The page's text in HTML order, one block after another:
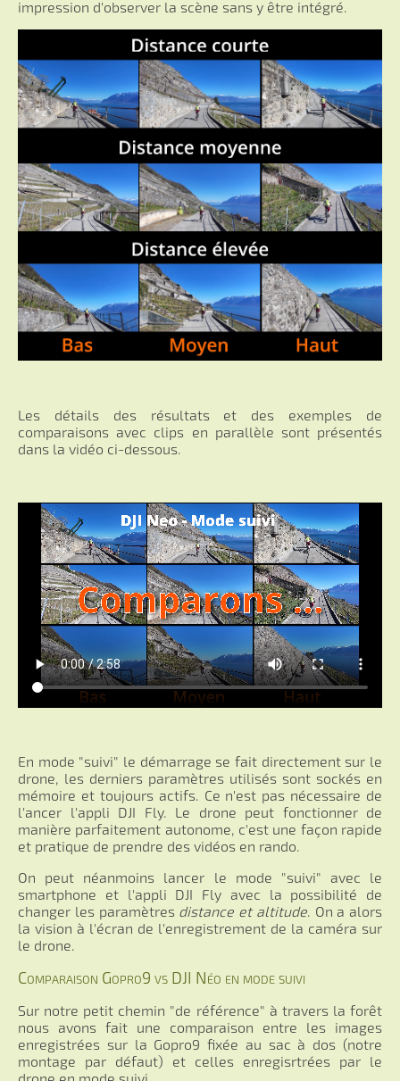
impression d'observer la scène sans y être intégré.
Les détails des résultats et des exemples de
comparaisons avec clips en parallèle sont présentés
dans la vidéo ci-dessous.
En mode "suivi" le démarrage se fait directement sur le
drone, les derniers paramètres utilisés sont sockés en
mémoire et toujours actifs. Ce n'est pas nécessaire de
l'ancer l'appli DJI Fly. Le drone peut fonctionner de
manière parfaitement autonome, c'est une façon rapide
et pratique de prendre des vidéos en rando.
On peut néanmoins lancer le mode "suivi" avec le
smartphone et l'appli DJI Fly avec la possibilité de
changer les paramètres distance et altitude. On a alors
la vision à l'écran de l'enregistrement de la caméra sur
le drone.
Comparaison Gopro9 vs DJI Néo en mode suivi
Sur notre petit chemin "de référence" à travers la forêt
nous avons fait une comparaison entre les images
enregistrées sur la Gopro9 fixée au sac à dos (notre
montage par défaut) et celles enregisrtrées par le